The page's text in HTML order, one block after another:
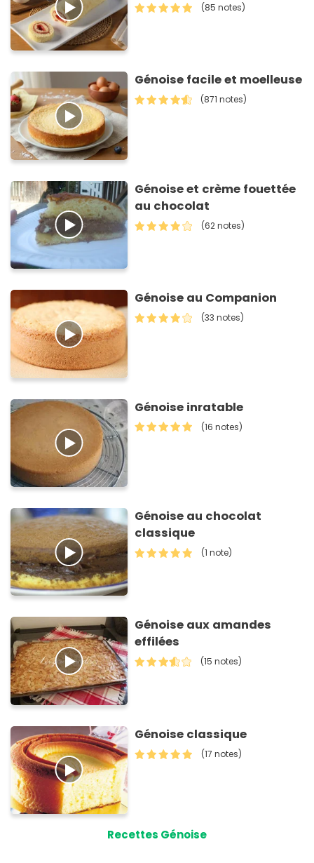
(85 notes)
Génoise facile et moelleuse
(871 notes)
Génoise et crème fouettée
au chocolat
(62 notes)
Génoise au Companion
(33 notes)
Génoise inratable
(16 notes)
Génoise au chocolat
classique
(1 note)
Génoise aux amandes
effilées
(15 notes)
Génoise classique
(17 notes)
Recettes Génoise